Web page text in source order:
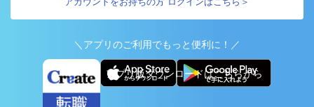
＼アプリのご利用でもっと便利に！／
アプリ版ダウンロードはこちらから